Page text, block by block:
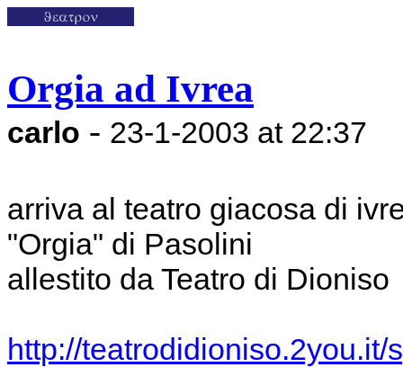
Orgia ad Ivrea
carlo - 23-1-2003 at 22:37
arriva al teatro giacosa di
"Orgia" di Pasolini
allestito da Teatro di Dioniso
http://teatrodidioniso.2you.it/